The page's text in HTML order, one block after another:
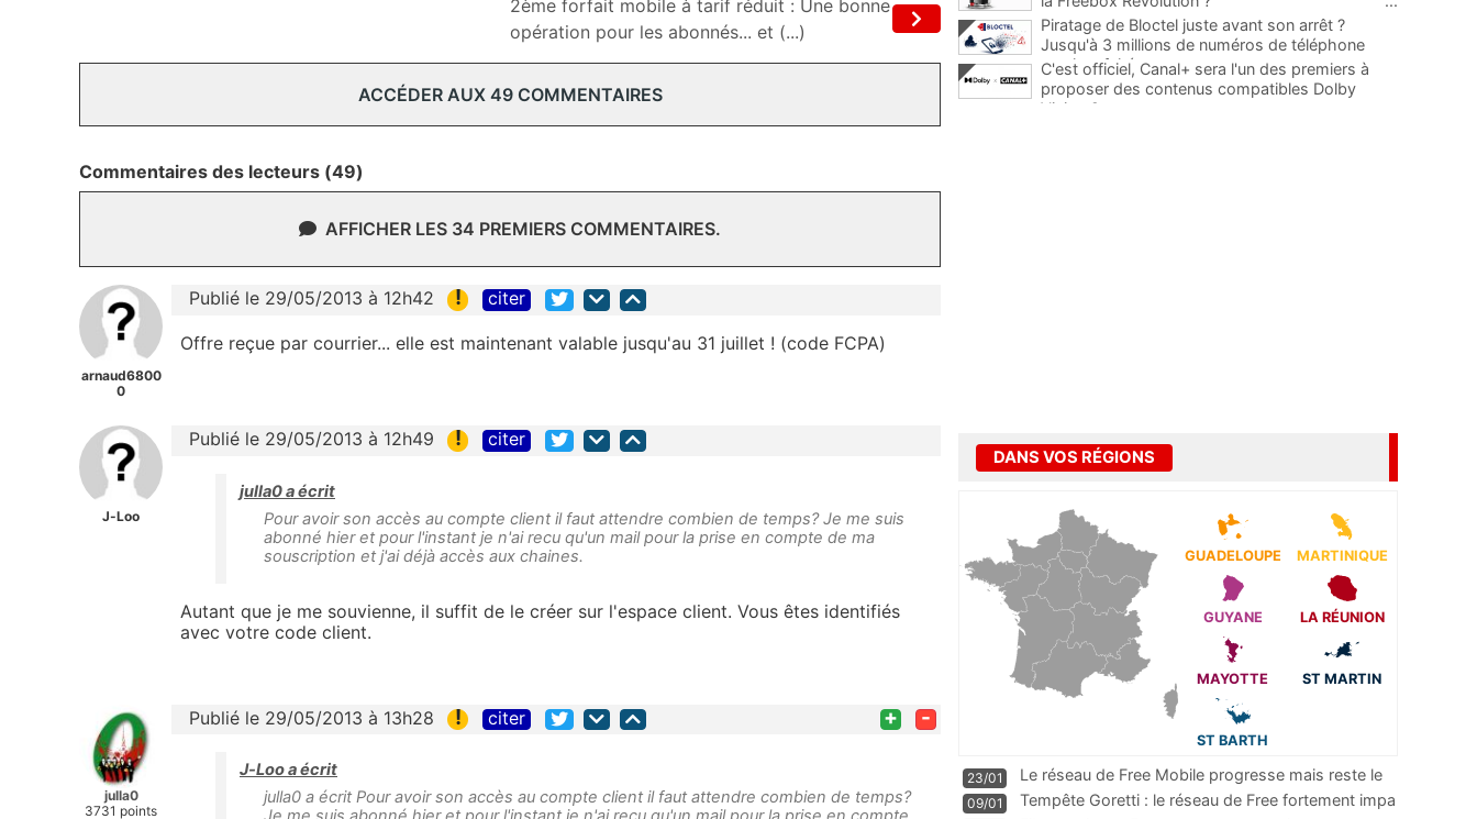
2ème forfait mobile à tarif réduit : Une bonne
opération pour les abonnés... et (...)
ACCÉDER AUX 49 COMMENTAIRES
Commentaires des lecteurs (49)
AFFICHER LES 34 PREMIERS COMMENTAIRES.
arnaud6800
0
Publié le 29/05/2013 à 12h42 ! citer
Offre reçue par courrier... elle est maintenant valable jusqu'au 31 juillet ! (code FCPA)
J-Loo
Publié le 29/05/2013 à 12h49 ! citer
julla0 a écrit
Pour avoir son accès au compte client il faut attendre combien de temps? Je me suis
abonné hier et pour l'instant je n'ai recu qu'un mail pour la prise en compte de ma
souscription et j'ai déjà accès aux chaines.
Autant que je me souvienne, il suffit de le créer sur l'espace client. Vous êtes identifiés
avec votre code client.
julla0
3731 points
Publié le 29/05/2013 à 13h28 ! citer + -
J-Loo a écrit
julla0 a écrit Pour avoir son accès au compte client il faut attendre combien de temps?
Piratage de Bloctel juste avant son arrêt ?
Jusqu'à 3 millions de numéros de téléphone
auraient fuité
C'est officiel, Canal+ sera l'un des premiers à
proposer des contenus compatibles Dolby
Vision 2
DANS VOS RÉGIONS
GUADELOUPE MARTINIQUE
GUYANE LA RÉUNION
MAYOTTE ST MARTIN
ST BARTH
23/01
Le réseau de Free Mobile progresse mais reste le
m
...
09/01
Tempête Goretti : le réseau de Free fortement impa